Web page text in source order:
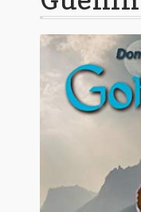
De(s)tracteur réduit au
Enlèvement rêvé
Entre père et fils
La clé du bonheur